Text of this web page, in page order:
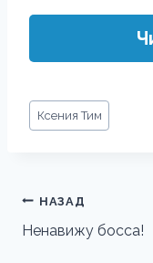
Метки
записи:
Ксения Тим
Навигация
по
НАЗАД
Ненавижу босса!